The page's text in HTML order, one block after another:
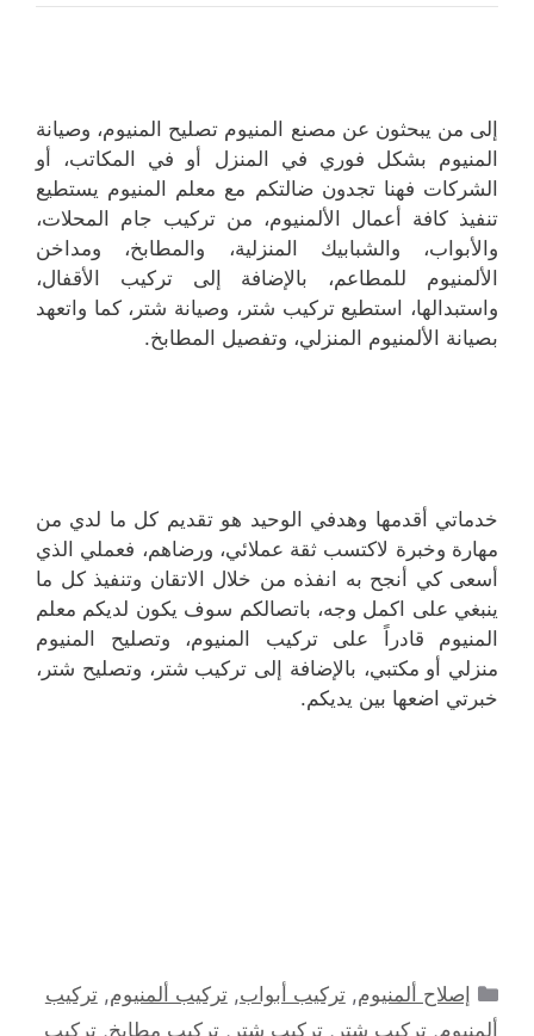
إلى من يبحثون عن مصنع المنيوم تصليح المنيوم، وصيانة
المنيوم بشكل فوري في المنزل أو في المكاتب، أو
الشركات فهنا تجدون ضالتكم مع معلم المنيوم يستطيع
تنفيذ كافة أعمال الألمنيوم، من تركيب جام المحلات،
والأبواب، والشبابيك المنزلية، والمطابخ، ومداخن
الألمنيوم للمطاعم، بالإضافة إلى تركيب الأقفال،
واستبدالها، استطيع تركيب شتر، وصيانة شتر، كما واتعهد
بصيانة الألمنيوم المنزلي، وتفصيل المطابخ.
خدماتي أقدمها وهدفي الوحيد هو تقديم كل ما لدي من
مهارة وخبرة لاكتسب ثقة عملائي، ورضاهم، فعملي الذي
أسعى كي أنجح به انفذه من خلال الاتقان وتنفيذ كل ما
ينبغي على اكمل وجه، باتصالكم سوف يكون لديكم معلم
المنيوم قادراً على تركيب المنيوم، وتصليح المنيوم
منزلي أو مكتبي، بالإضافة إلى تركيب شتر، وتصليح شتر،
خبرتي اضعها بين يديكم.
التصنيفات
إصلاح ألمنيوم,تركيب أبواب,تركيب ألمنيوم,تركيب
ألمنيوم, تركيب شتر , تركيب شتر , تركيب مطابخ, تركيب